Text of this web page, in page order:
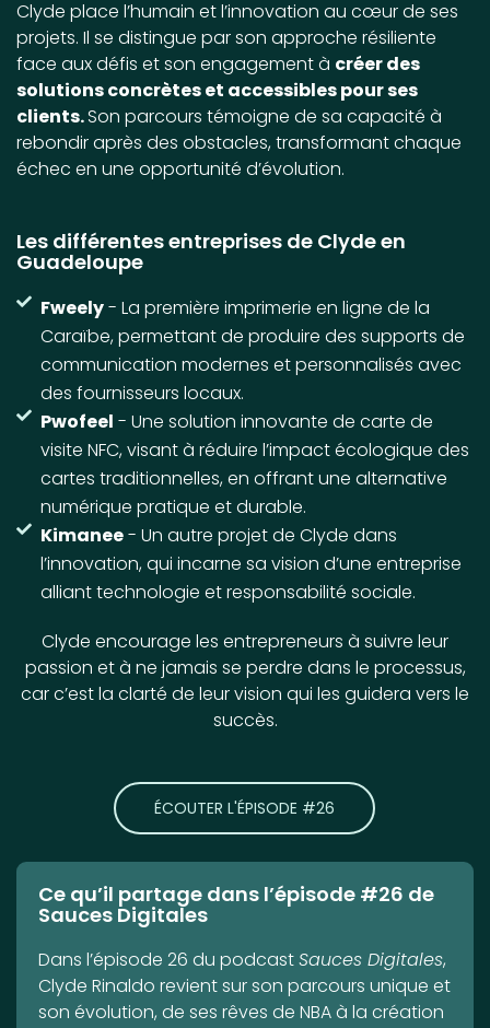
Clyde place l’humain et l’innovation au cœur de ses
projets. Il se distingue par son approche résiliente
face aux défis et son engagement à créer des
solutions concrètes et accessibles pour ses
clients.Son parcours témoigne de sa capacité à
rebondir après des obstacles, transformant chaque
échec en une opportunité d’évolution.
Les différentes entreprises de Clyde en
Guadeloupe
Fweely- La première imprimerie en ligne de la
Caraïbe, permettant de produire des supports de
communication modernes et personnalisés avec
des fournisseurs locaux.
Pwofeel - Une solution innovante de carte de
visite NFC, visant à réduire l’impact écologique des
cartes traditionnelles, en offrant une alternative
numérique pratique et durable.
Kimanee- Un autre projet de Clyde dans
l’innovation, qui incarne sa vision d’une entreprise
alliant technologie et responsabilité sociale.
Clyde encourage les entrepreneurs à suivre leur
passion et à ne jamais se perdre dans le processus,
car c’est la clarté de leur vision qui les guidera vers le
succès.
ÉCOUTER L'ÉPISODE #26
Ce qu’il partage dans l’épisode #26 de
Sauces Digitales
Dans l’épisode 26 du podcastSauces Digitales,
Clyde Rinaldo revient sur son parcours unique et
son évolution, de ses rêves de NBA à la création